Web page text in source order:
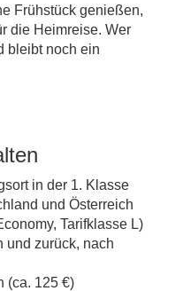
Frühstück genießen,
die Heimreise. Wer
bleibt noch ein
in der 1. Klasse
und Österreich
Tarifklasse L)
und zurück, nach
(ca. 125 €)